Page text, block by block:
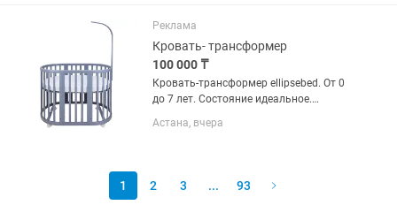
спинки регулируется в пяти...
Реклама
Кровать- трансформер
100 000 ₸
Кровать-трансформер ellipsebed. От 0
до 7 лет. Состояние идеальное.
имеется маятник. Матрасы 2х
Астана, вчера
1 2 3 ... 93